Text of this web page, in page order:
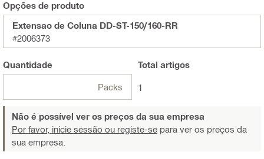
Opções de produto
Extensao de Coluna DD-ST-150/160-RR
#2006373
Quantidade
Packs
Total artigos
1
Não é possível ver os preços da sua empresa
Por favor, inicie sessão ou registe-se para ver os preços da
sua empresa.